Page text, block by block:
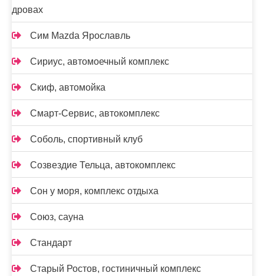
дровах
Сим Mazda Ярославль
Сириус, автомоечный комплекс
Скиф, автомойка
Смарт-Сервис, автокомплекс
Соболь, спортивный клуб
Созвездие Тельца, автокомплекс
Сон у моря, комплекс отдыха
Союз, сауна
Стандарт
Старый Ростов, гостиничный комплекс